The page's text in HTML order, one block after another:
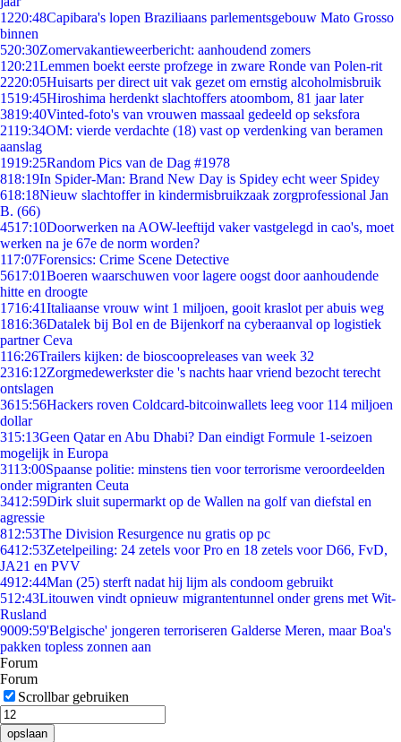
1220:48Capibara's lopen Braziliaans parlementsgebouw Mato Grosso
binnen
520:30Zomervakantieweerbericht: aanhoudend zomers
1 20:21Lemmen boekt eerste profzege in zware Ronde van Polen-rit
2220:05Huisarts per direct uit vak gezet om ernstig alcoholmisbruik
1519:45Hiroshima herdenkt slachtoffers atoombom, 81 jaar later
3819:40Vinted-foto's van vrouwen massaal gedeeld op seksfora
2119:34OM: vierde verdachte (18) vast op verdenking van beramen
aanslag
1919:25Random Pics van de Dag #1978
818:19In Spider-Man: Brand New Day is Spidey echt weer Spidey
618:18Nieuw slachtoffer in kindermisbruikzaak zorgprofessional Jan
B. (66)
4517:10Doorwerken na AOW-leeftijd vaker vastgelegd in cao's, moet
werken na je 67e de norm worden?
117:07Forensics: Crime Scene Detective
5617:01Boeren waarschuwen voor lagere oogst door aanhoudende
hitte en droogte
1716:41Italiaanse vrouw wint 1 miljoen, gooit kraslot per abuis weg
1816:36Datalek bij Bol en de Bijenkorf na cyberaanval op logistiek
partner Ceva
116:26Trailers kijken: de bioscoopreleases van week 32
2316:12Zorgmedewerkster die 's nachts haar vriend bezocht terecht
ontslagen
3615:56Hackers roven Coldcard-bitcoinwallets leeg voor 114 miljoen
dollar
315:13Geen Qatar en Abu Dhabi? Dan eindigt Formule 1-seizoen
mogelijk in Europa
3113:00Spaanse politie: minstens tien voor terrorisme veroordeelden
onder migranten Ceuta
3412:59Dirk sluit supermarkt op de Wallen na golf van diefstal en
agressie
812:53The Division Resurgence nu gratis op pc
6412:53Zetelpeiling: 24 zetels voor Pro en 18 zetels voor D66, FvD,
JA21 en PVV
4912:44Man (25) sterft nadat hij lijm als condoom gebruikt
512:43Litouwen vindt opnieuw migrantentunnel onder grens met Wit-
Rusland
9009:59'Belgische' jongeren terroriseren Galderse Meren, maar Boa's
pakken topless zonnen aan
Forum
Forum
Scrollbar gebruiken
opslaan